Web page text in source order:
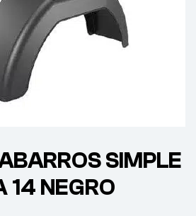
SIMPLE
14 NEGRO